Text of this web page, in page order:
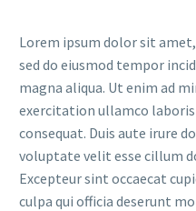
Lorem ipsum dolor sit
sed do eiusmod tempor
magna aliqua. Ut enim ad
exercitation ullamco
consequat. Duis aute irure
voluptate velit esse cillum
Excepteur sint occaecat
culpa qui officia deserunt